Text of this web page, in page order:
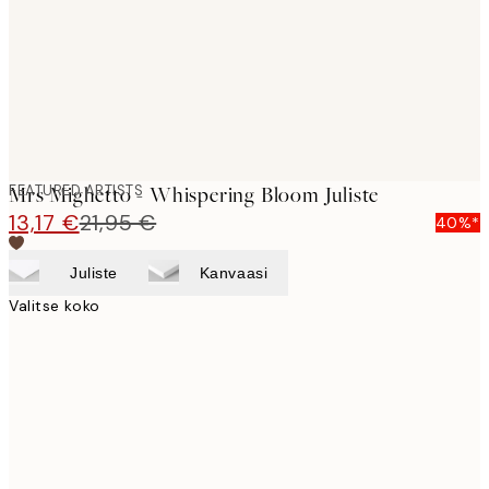
FEATURED ARTISTS
Mrs Mighetto - Whispering Bloom Juliste
13,17 €21,95 € 40%*
Juliste Kanvaasi
Valitse koko